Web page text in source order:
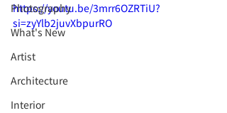
Photography
What's New
Artist
Architecture
Interior
https://youtu.be/3mrr6OZRTiU?
si=zyYlb2juvXbpurRO